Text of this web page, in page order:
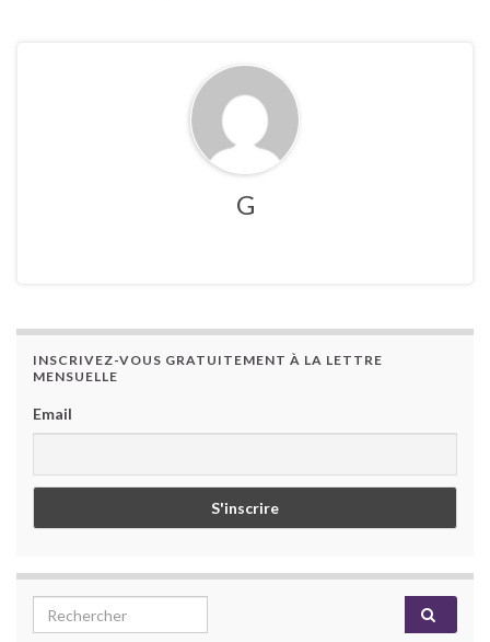
G
INSCRIVEZ-VOUS GRATUITEMENT À LA LETTRE
MENSUELLE
Email
Search for: